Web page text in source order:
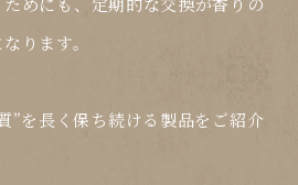
ります。
”を長く保ち続ける製品をご紹介